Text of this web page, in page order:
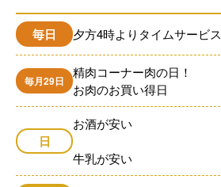
毎日 夕方4時よりタイムサービス
毎月29日
精肉コーナー肉の日！
お肉のお買い得日
日
お酒が安い
牛乳が安い